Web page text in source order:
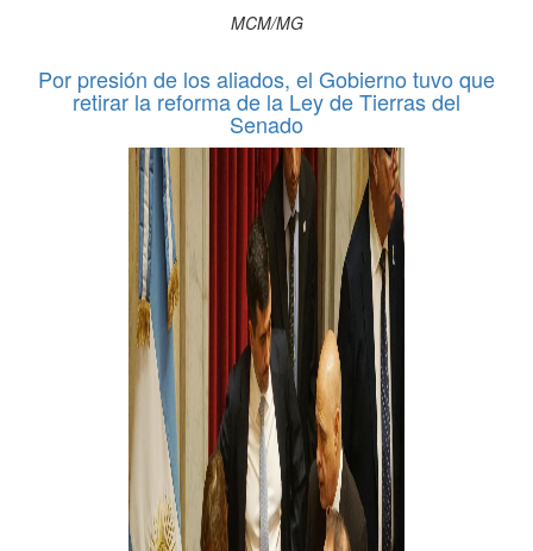
MCM/MG
Por presión de los aliados, el Gobierno tuvo que
retirar la reforma de la Ley de Tierras del
Senado